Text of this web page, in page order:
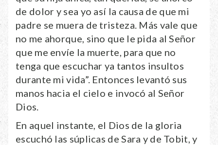
de dolor y sea yo así la causa de que mi
padre se muera de tristeza. Más vale que
no me ahorque, sino que le pida al Señor
que me envíe la muerte, para que no
tenga que escuchar ya tantos insultos
durante mi vida”. Entonces levantó sus
manos hacia el cielo e invocó al Señor
Dios.
En aquel instante, el Dios de la gloria
escuchó las súplicas de Sara y de Tobit, y